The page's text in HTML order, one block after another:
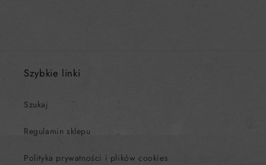
Szybkie linki
Szukaj
Regulamin sklepu
Polityka prywatności i plików cookies